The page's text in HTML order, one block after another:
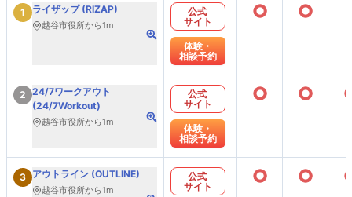
1 ライザップ (RIZAP)
越谷市役所から1m
公式
サイト
体験・
相談予約
○ ○
2 24/7ワークアウト
(24/7Workout)
越谷市役所から1m
公式
サイト
体験・
相談予約
○ ○
3 アウトライン (OUTLINE)
越谷市役所から1m
公式
サイト
○ ○